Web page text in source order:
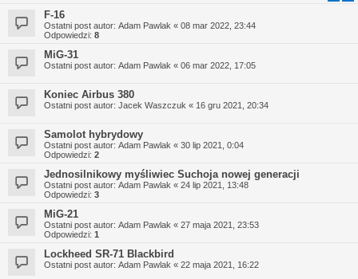
F-16
Ostatni post autor: Adam Pawlak « 08 mar 2022, 23:44
Odpowiedzi: 8
MiG-31
Ostatni post autor: Adam Pawlak « 06 mar 2022, 17:05
Koniec Airbus 380
Ostatni post autor: Jacek Waszczuk « 16 gru 2021, 20:34
Samolot hybrydowy
Ostatni post autor: Adam Pawlak « 30 lip 2021, 0:04
Odpowiedzi: 2
Jednosilnikowy myśliwiec Suchoja nowej generacji
Ostatni post autor: Adam Pawlak « 24 lip 2021, 13:48
Odpowiedzi: 3
MiG-21
Ostatni post autor: Adam Pawlak « 27 maja 2021, 23:53
Odpowiedzi: 1
Lockheed SR-71 Blackbird
Ostatni post autor: Adam Pawlak « 22 maja 2021, 16:22